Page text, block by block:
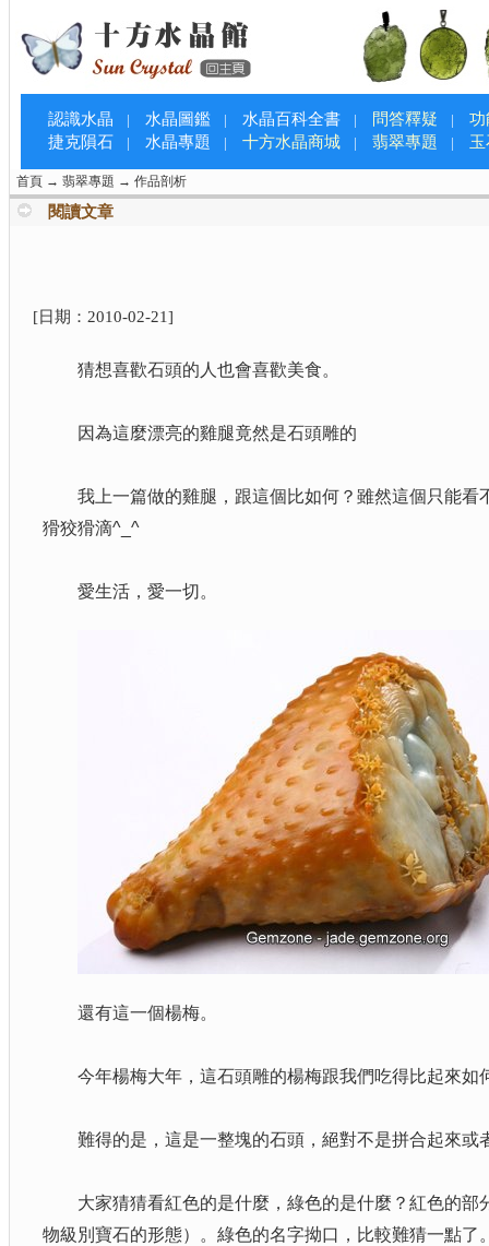
認識水晶 | 水晶圖鑑 | 水晶百科全書 | 問答釋疑 |
功
捷克隕石
| 水晶專題 | 十方水晶商城 | 翡翠專題 |
首頁 → 翡翠專題 → 作品剖析
閱讀文章
[日期： 2010-02-21]
猜想喜歡石頭的人也會喜歡美食。
因為這麼漂亮的雞腿竟然是石頭雕的
我上一篇做的雞腿，跟這個比如何？雖然這個只能看
猾狡猾滴^_^
愛生活，愛一切。
還有這一個楊梅。
今年楊梅大年，這石頭雕的楊梅跟我們吃得比起來如
難得的是，這是一整塊的石頭，絕對不是拼合起來或
大家猜猜看紅色的是什麼，綠色的是什麼？紅色的部
物級別寶石的形態）。綠色的名字拗口，比較難猜一點了